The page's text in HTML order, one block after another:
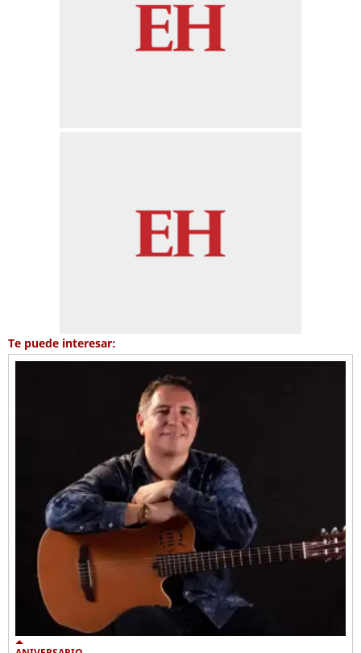
Te puede interesar: